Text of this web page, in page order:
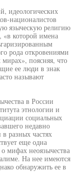
идеологических
националистов
языческую религию
которой имена
рода откровениями
поясняя, что
ее люди в знак
называют
в России
этнологии и
социальных
недавно
разных частях
еще одна
мифах неоязычества
На нее имеются
обнаружить ее в